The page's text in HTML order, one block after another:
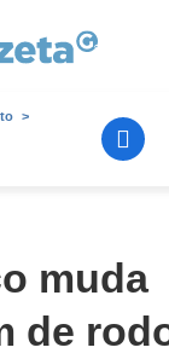
muda
de